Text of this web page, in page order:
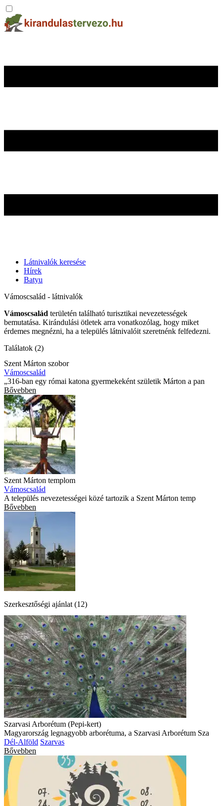
Látnivalók keresése
Hírek
Batyu
Vámoscsalád - látnivalók
Vámoscsalád területén található turisztikai nevezetességek
bemutatása. Kirándulási ötletek arra vonatkozólag, hogy miket
érdemes megnézni, ha a település látnivalóit szeretnénk felfedezni.
Találatok (2)
Szent Márton szobor
Vámoscsalád
„316-ban egy római katona gyermekeként születik Márton a pan
Bővebben
Szent Márton templom
Vámoscsalád
A település nevezetességei közé tartozik a Szent Márton temp
Bővebben
Szerkesztőségi ajánlat (12)
Szarvasi Arborétum (Pepi-kert)
Magyarország legnagyobb arborétuma, a Szarvasi Arborétum Sza
Dél-Alföld Szarvas
Bővebben